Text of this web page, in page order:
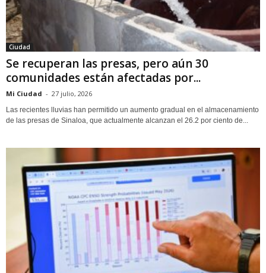
Ciudad
Se recuperan las presas, pero aún 30
comunidades están afectadas por...
Mi Ciudad - 27 julio, 2026
Las recientes lluvias han permitido un aumento gradual en el almacenamiento
de las presas de Sinaloa, que actualmente alcanzan el 26.2 por ciento de...